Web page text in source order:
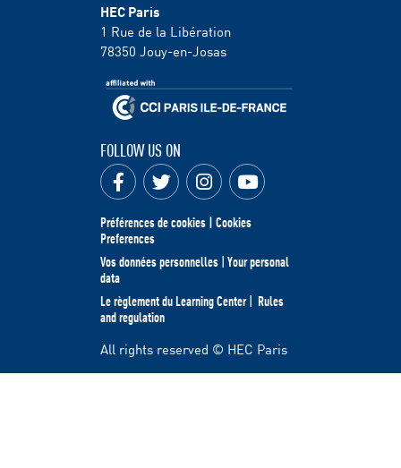
HEC Paris
1 Rue de la Libération
78350 Jouy-en-Josas
FOLLOW US ON
Préférences de cookies | Cookies
Preferences
Vos données personnelles | Your personal
data
Le règlement du Learning Center| Rules
and regulation
All rights reserved © HEC Paris